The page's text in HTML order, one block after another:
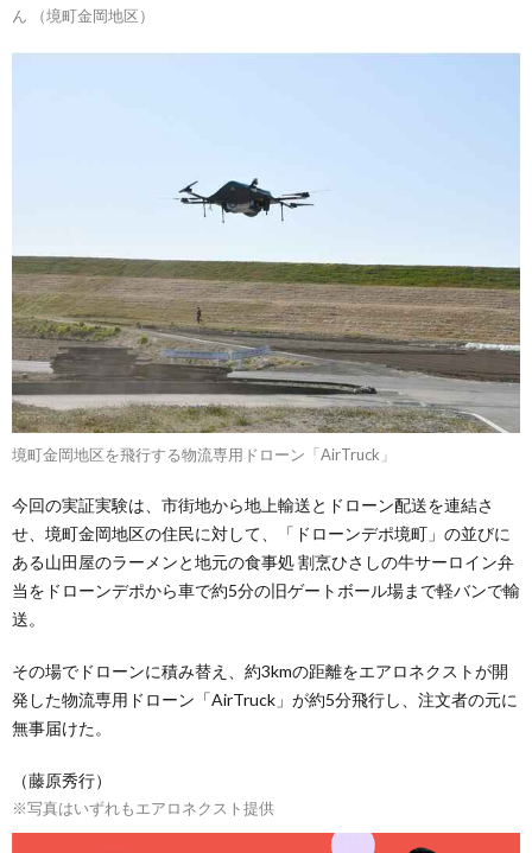
ん （境町金岡地区）
境町金岡地区を飛行する物流専用ドローン「AirTruck」
今回の実証実験は、市街地から地上輸送とドローン配送を連結さ
せ、境町金岡地区の住民に対して、「ドローンデポ境町」の並びに
ある山田屋のラーメンと地元の食事処 割烹ひさしの牛サーロイン弁
当をドローンデポから車で約5分の旧ゲートボール場まで軽バンで輸
送。
その場でドローンに積み替え、約3kmの距離をエアロネクストが開
発した物流専用ドローン「AirTruck」が約5分飛行し、注文者の元に
無事届けた。
（藤原秀行）
※写真はいずれもエアロネクスト提供